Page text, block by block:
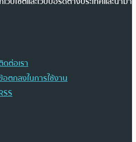
ดต่อเรา
อตกลงในการใช้งาน